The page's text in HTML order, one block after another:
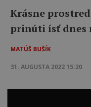
Krásne
prinúti ísť dnes
MATÚŠ BUŠÍK
31. AUGUSTA 2022 15:20